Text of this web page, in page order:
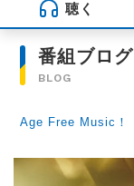
聴く
番組ブログ
BLOG
Age Free Music！